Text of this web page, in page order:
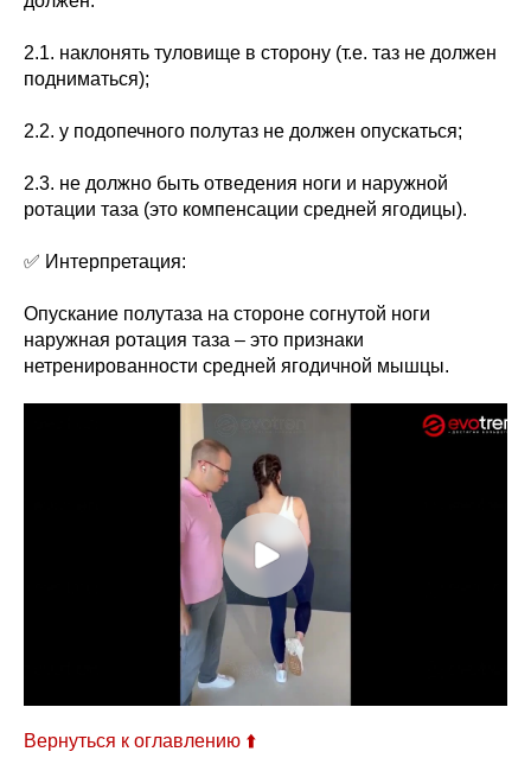
2.1. наклонять туловище в сторону (т.е. таз не должен
подниматься);
2.2. у подопечного полутаз не должен опускаться;
2.3. не должно быть отведения ноги и наружной
ротации таза (это компенсации средней ягодицы).
✅ Интерпретация:
Опускание полутаза на стороне согнутой ноги
наружная ротация таза – это признаки
нетренированности средней ягодичной мышцы.
Вернуться к оглавлению ⬆️